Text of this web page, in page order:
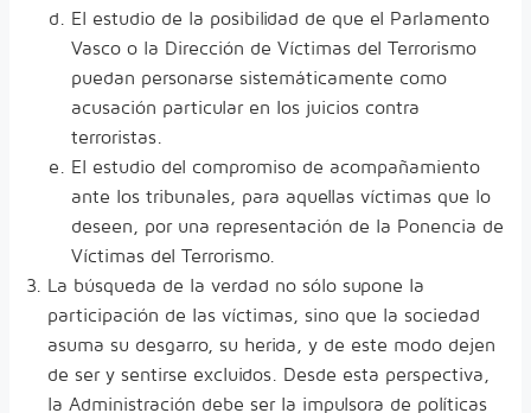
El estudio de la posibilidad de que el Parlamento
Vasco o la Dirección de Víctimas del Terrorismo
puedan personarse sistemáticamente como
acusación particular en los juicios contra
terroristas.
El estudio del compromiso de acompañamiento
ante los tribunales, para aquellas víctimas que lo
deseen, por una representación de la Ponencia de
Víctimas del Terrorismo.
La búsqueda de la verdad no sólo supone la
participación de las víctimas, sino que la sociedad
asuma su desgarro, su herida, y de este modo dejen
de ser y sentirse excluidos. Desde esta perspectiva,
la Administración debe ser la impulsora de políticas